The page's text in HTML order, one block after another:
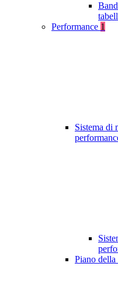
Performance 1
Sistema di
Piano della